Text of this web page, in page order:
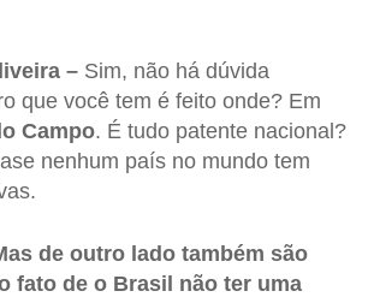
– Sim, não há dúvida
que você tem é feito onde? Em
Campo. É tudo patente nacional?
nenhum país no mundo tem
de outro lado também são
fato de o Brasil não ter uma